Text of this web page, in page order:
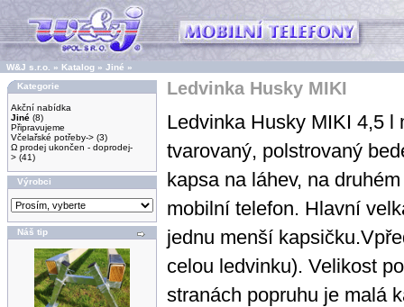
W&J s.r.o. » Katalog » Jiné »
Kategorie
Akční nabídka
Jiné (8)
Připravujeme
Včelařské potřeby-> (3)
Ω prodej ukončen - doprodej-
> (41)
Výrobci
Náš tip
Ledvinka Husky MIKI
Ledvinka Husky MIKI 4,5 l
tvarovaný, polstrovaný
kapsa na láhev, na
mobilní telefon. Hlavní
jednu menší
celou ledvinku). Velikost
stranách popruhu je malá